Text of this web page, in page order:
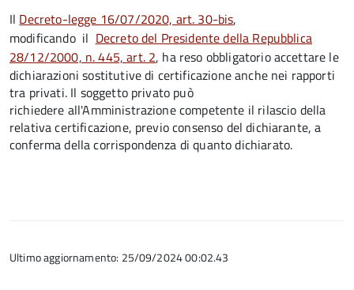
Il Decreto-legge 16/07/2020, art. 30-bis,
modificando il Decreto del Presidente della Repubblica
28/12/2000, n. 445, art. 2, ha reso obbligatorio accettare le
dichiarazioni sostitutive di certificazione anche nei rapporti
tra privati. Il soggetto privato può
richiedere all'Amministrazione competente il rilascio della
relativa certificazione, previo consenso del dichiarante, a
conferma della corrispondenza di quanto dichiarato.
Ultimo aggiornamento: 25/09/2024 00:02.43